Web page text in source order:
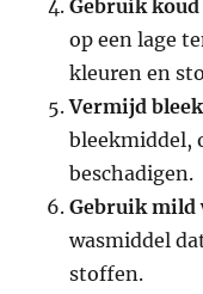
Gebruik
op een lage
kleuren en
Vermijd
bleekmiddel,
beschadigen.
Gebruik mild
wasmiddel
stoffen.